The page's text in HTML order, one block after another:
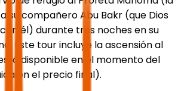
su compañero Abu Bakr (que Dios
él) durante tres noches en su
Este tour incluye la ascensión al
disponible en el momento del
en el precio final).